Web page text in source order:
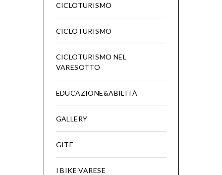
CICLOTURISMO
CICLOTURISMO
CICLOTURISMO NEL
VARESOTTO
EDUCAZIONE&ABILITÀ
GALLERY
GITE
I BIKE VARESE